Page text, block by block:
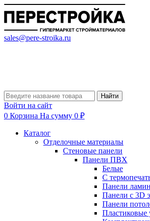
sales@pere-stroika.ru
Найти
Войти на сайт
0 Корзина На сумму 0 ₽
Каталог
Отделочные материалы
Стеновые панели
Панели ПВХ
Белые
С
Панели
Панели с 3D
Панели